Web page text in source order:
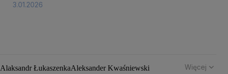
3.01.2026
Alaksandr ŁukaszenkaAleksander Kwaśniewski
Więcej